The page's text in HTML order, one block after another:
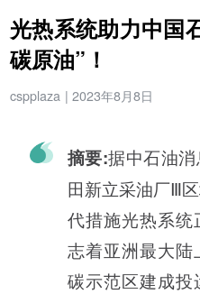
光热系统助力中国
碳原油”！
cspplaza | 2023年8月8日
摘要:据中石油
田新立采油厂Ⅲ
代措施光热系统
志着亚洲最大陆
碳示范区建成投